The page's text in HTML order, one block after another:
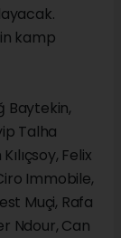
kamp
Baytekin,
Talha
Felix
Immobile,
Muçi, Rafa
Ndour, Can